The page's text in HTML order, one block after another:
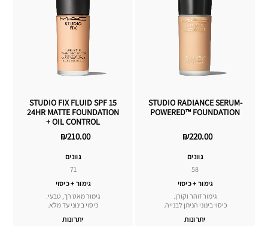
STUDIO FIX FLUID SPF 15
24HR MATTE FOUNDATION
+ OIL CONTROL
₪210.00
גוונים
71
גימור + כיסוי
גימור מאט רך, טבעי.
כיסוי בינוני עד מלא.
יתרונות
STUDIO RADIANCE SERUM-
POWERED™ FOUNDATION
₪220.00
גוונים
58
גימור + כיסוי
גימור זוהר וקורן.
כיסוי בינוני הניתן לבנייה.
יתרונות